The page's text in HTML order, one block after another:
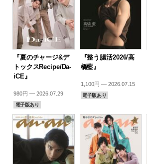
『夏のチャージ&デ
トックスRecipe/Da-
iCE』
980円 — 2026.07.29
電子版あり
『整う腸活2026/高
橋藍』
1,100円 — 2026.07.15
電子版あり